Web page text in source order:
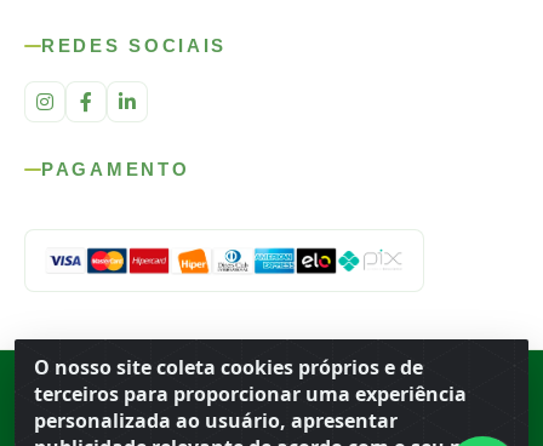
O nosso site coleta cookies próprios e de
terceiros para proporcionar uma experiência
personalizada ao usuário, apresentar
REDES SOCIAIS
PAGAMENTO
Rod. SP-215, s/n, km 98 — Área Rural Porto Ferreira ·BR
· CEP
· CNPJ 56.679.863/0001-91
© 2026 Atacado Ideal